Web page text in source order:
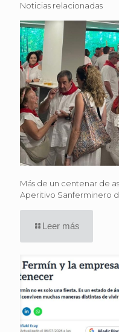
Noticias relacionadas
Más de un centenar de
Aperitivo Sanferminero
Leer más